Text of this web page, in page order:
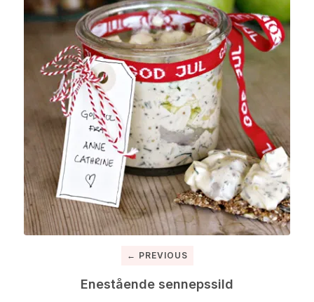
← PREVIOUS
Enestående sennepssild